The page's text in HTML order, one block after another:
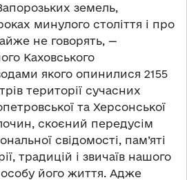
земель,
минулого століття і про
не говорять, —
Каховського
якого опинилися 2155
території сучасних
та Херсонської
скоєний передусім
свідомості, пам’яті
традицій і звичаїв нашого
його життя. Адже